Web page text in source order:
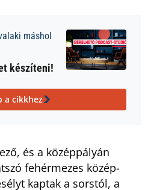
máshol
készíteni!
a cikkhez
és a középpályán
fehérmezes közép-
kaptak a sorstól, a